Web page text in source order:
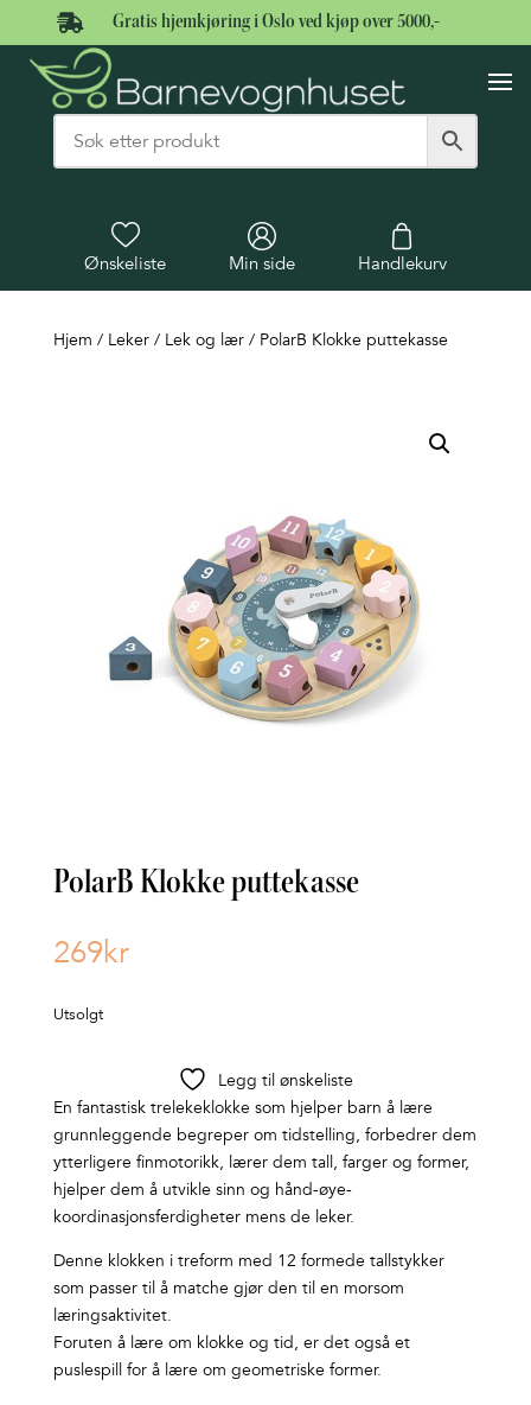
 Gratis hjemkjøring i Oslo ved kjøp over 5000,-
Ønskeliste Min side Handlekurv
Hjem / Leker/ Lek og lær/ PolarB Klokke puttekasse
PolarB Klokke puttekasse
269kr
Utsolgt
Legg til ønskeliste
En fantastisk trelekeklokke som hjelper barn å lære
grunnleggende begreper om tidstelling, forbedrer dem
ytterligere finmotorikk, lærer dem tall, farger og former,
hjelper dem å utvikle sinn og hånd-øye-
koordinasjonsferdigheter mens de leker.
Denne klokken i treform med 12 formede tallstykker
som passer til å matche gjør den til en morsom
læringsaktivitet.
Foruten å lære om klokke og tid, er det også et
puslespill for å lære om geometriske former.